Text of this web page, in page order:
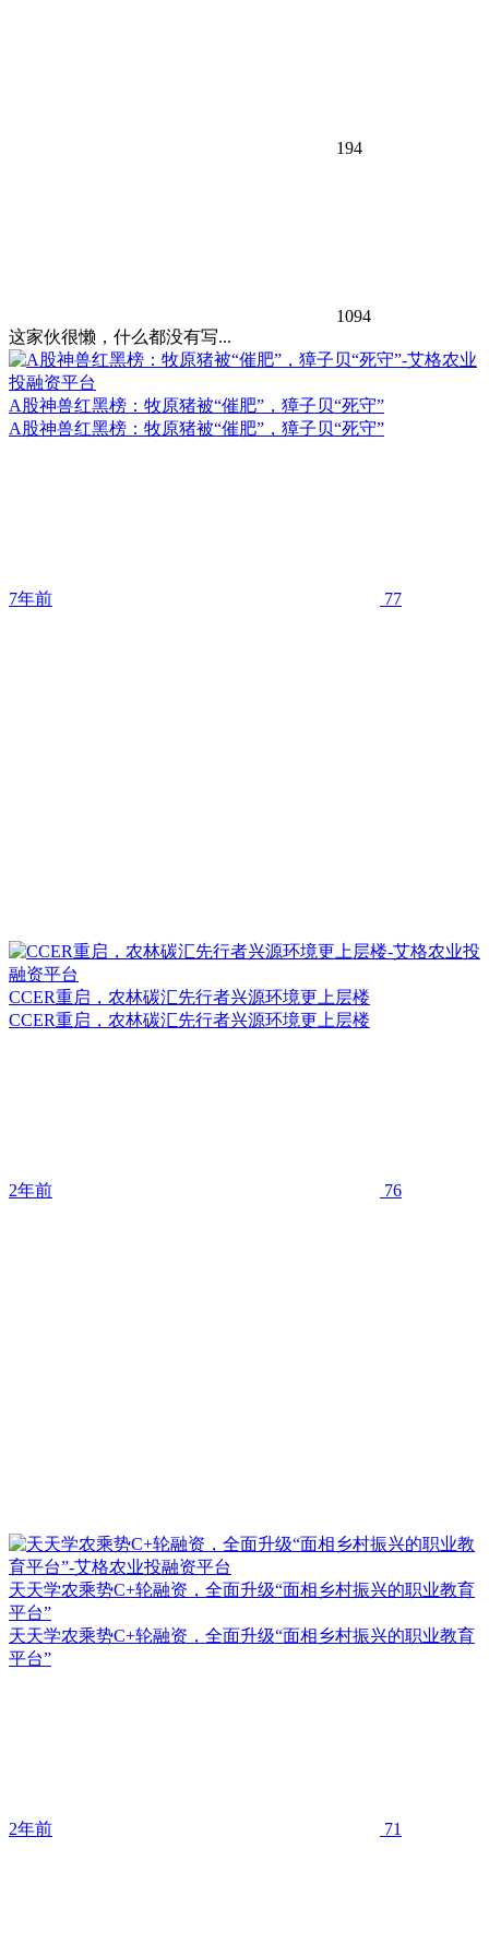
194
1094
这家伙很懒，什么都没有写...
A股神兽红黑榜：牧原猪被“催肥”，獐子贝“死守”
A股神兽红黑榜：牧原猪被“催肥”，獐子贝“死守”
7年前 77
CCER重启，农林碳汇先行者兴源环境更上层楼
CCER重启，农林碳汇先行者兴源环境更上层楼
2年前 76
天天学农乘势C+轮融资，全面升级“面相乡村振兴的职业教育
平台”
天天学农乘势C+轮融资，全面升级“面相乡村振兴的职业教育
平台”
2年前 71